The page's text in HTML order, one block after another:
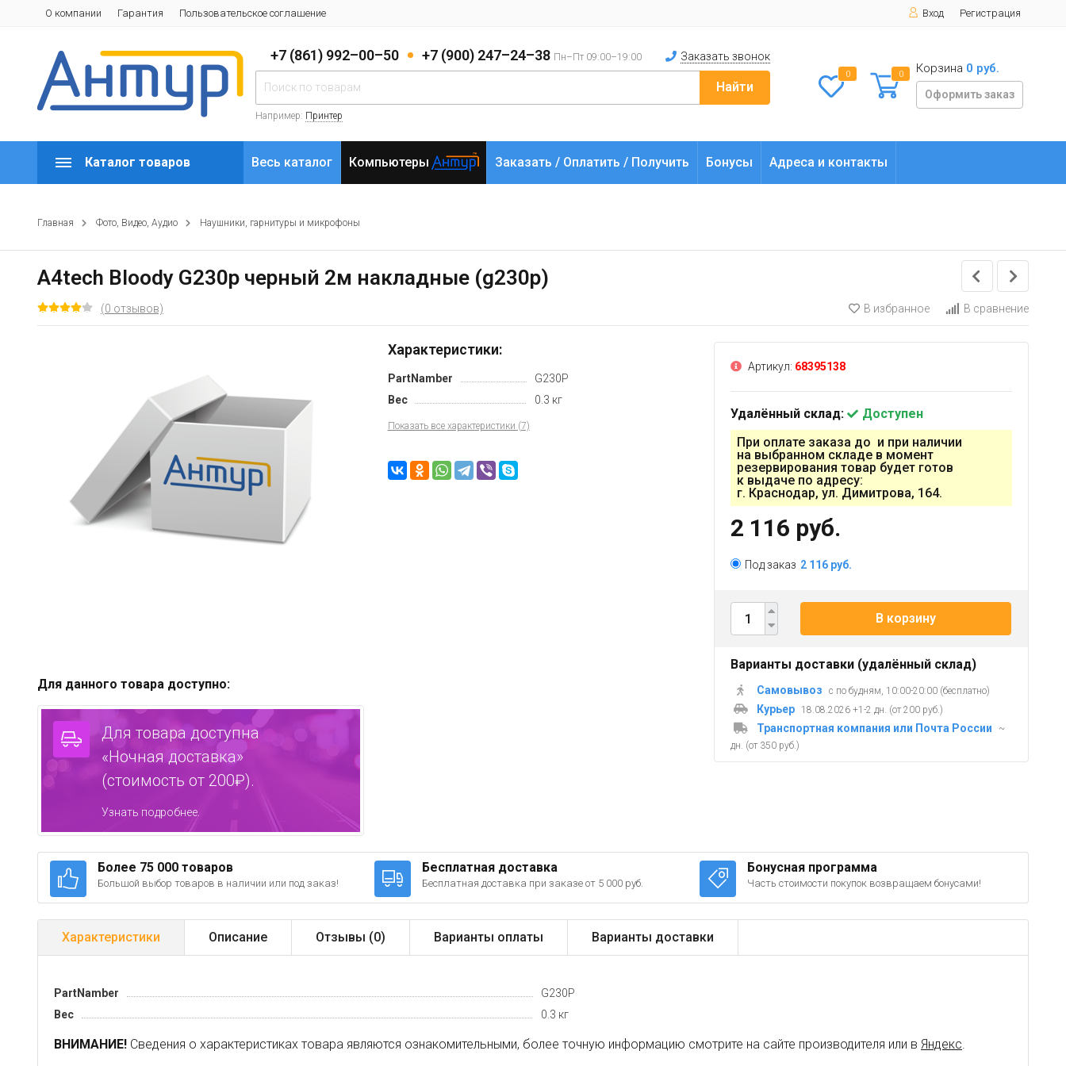
О компании Гарантия Пользовательское соглашение Вход Регистрация
+7 (861) 992–00–50 +7 (900) 247–24–38 Пн–Пт 09:00–19:00 Заказать звонок
Найти
Например: Принтер
0 0 Корзина 0 руб.
Оформить заказ
Каталог товаров Весь каталог Компьютеры Заказать / Оплатить / Получить Бонусы Адреса и контакты
Главная Фото, Видео, Аудио Наушники, гарнитуры и микрофоны
A4tech Bloody G230p черный 2м накладные (g230p)
(0 отзывов) В избранное В сравнение
Характеристики:
PartNamber
G230P
Вес
0.3 кг
Показать все характеристики (7)
Для данного товара доступно:
Для товара доступна
«Ночная доставка»
(стоимость от 200₽).
Узнать подробнее.
Артикул: 68395138
Удалённый склад:
Доступен
При оплате заказа до и при наличии
на выбранном складе в момент
резервирования товар будет готов
к выдаче по адресу:
г. Краснодар, ул. Димитрова, 164.
2 116 руб.
Под заказ 2 116 руб.
В корзину
Варианты доставки (удалённый склад)
Самовывоз с по будням, 10:00-20:00 (бесплатно)
Курьер 18.08.2026 +1-2 дн. (от 200 руб.)
Транспортная компания или Почта России
~
дн. (от 350 руб.)
Более 75 000 товаров
Большой выбор товаров в наличии или под заказ!
Бесплатная доставка
Бесплатная доставка при заказе от 5 000 руб.
Бонусная программа
Часть стоимости покупок возвращаем бонусами!
Характеристики Описание Отзывы (0) Варианты оплаты Варианты доставки
PartNamber
G230P
Вес
0.3 кг
ВНИМАНИЕ! Сведения о характеристиках товара являются ознакомительными, более точную информацию смотрите на сайте производителя или в Яндекс.